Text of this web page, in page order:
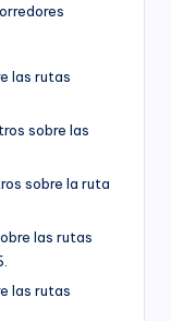
las rutas
sobre las
sobre la ruta
las rutas
las rutas